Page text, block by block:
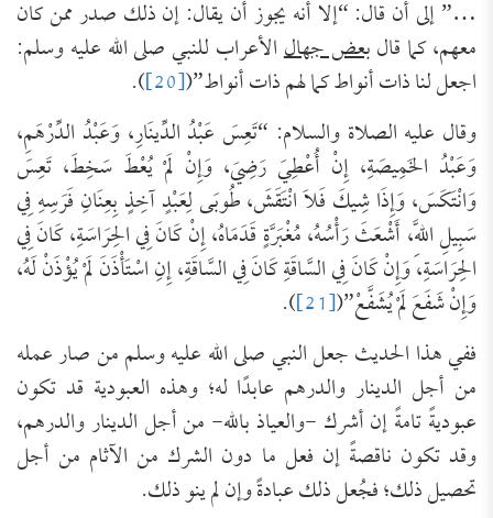
…” إلى أن قال: “إلا أنه يجوز أن يقال: إن ذلك صدر ممن كان
معهم، كما قالبعض جهالالأعراب للنبي صلى الله عليه وسلم:
اجعل لنا ذات أنواط كما لهم ذات أنواط”([20]
).
وقال عليه الصلاة والسلام: “تَعِسَ عَبْدُ الدِّينَارِ، وَعَبْدُ الدِّرْهَمِ،
وَعَبْدُ الخَمِيصَةِ، إِنْ أُعْطِيَ رَضِيَ، وَإِنْ لَمْ يُعْطَ سَخِطَ، تَعِسَ
وَانْتَكَسَ، وَإِذَا شِيكَ فَلاَ انْتَقَشَ، طُوبَى لِعَبْدٍ آخِذٍ بِعِنَانِ فَرَسِهِ فِي
سَبِيلِ اللَّهِ، أَشْعَثَ رَأْسُهُ، مُغْبَرَّةٍ قَدَمَاهُ، إِنْ كَانَ فِي الحِرَاسَةِ، كَانَ فِي
الحِرَاسَةِ، وَإِنْ كَانَ فِي السَّاقَةِ كَانَ فِي السَّاقَةِ، إِنِ اسْتَأْذَنَ لَمْ يُؤْذَنْ لَهُ،
وَإِنْ شَفَعَ لَمْ يُشَفَّعْ”([21]
).
ففي هذا الحديث جعل النبي صلى الله عليه وسلم من صار عمله
من أجل الدينار والدرهم عابدًا له؛ وهذه العبودية قد تكون
عبوديةً تامةً إن أشرك -والعياذ بالله- من أجل الدينار والدرهم،
وقد تكون ناقصةً إن فعل ما دون الشرك من الآثام من أجل
تحصيل ذلك؛ فجُعل ذلك عبادةً وإن لم ينو ذلك.